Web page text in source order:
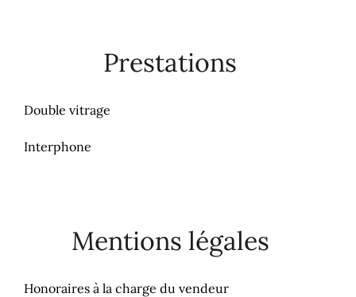
Prestations
Double vitrage
Interphone
Mentions légales
Honoraires à la charge du vendeur